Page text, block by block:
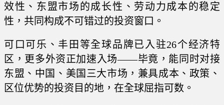
效性、东盟市场的成长性、劳动力成本的稳定
性，共同构成不可错过的投资窗口。
可口可乐、丰田等全球品牌已入驻26个经济特
区，更多外资正加速入场——毕竟，能同时对接
东盟、中国、美国三大市场，兼具成本、政策、
区位优势的投资目的地，在全球屈指可数。